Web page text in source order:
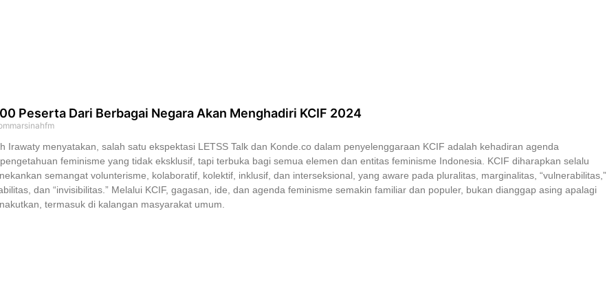
Peserta Dari Berbagai Negara Akan Menghadiri KCIF 2024
Irawaty menyatakan, salah satu ekspektasi LETSS Talk dan Konde.co dalam penyelenggaraan KCIF adalah kehadiran agenda
feminisme yang tidak eksklusif, tapi terbuka bagi semua elemen dan entitas feminisme Indonesia. KCIF diharapkan selalu
semangat volunterisme, kolaboratif, kolektif, inklusif, dan interseksional, yang aware pada pluralitas, marginalitas, “vulnerabilitas,”
dan “invisibilitas.” Melalui KCIF, gagasan, ide, dan agenda feminisme semakin familiar dan populer, bukan dianggap asing apalagi
termasuk di kalangan masyarakat umum.